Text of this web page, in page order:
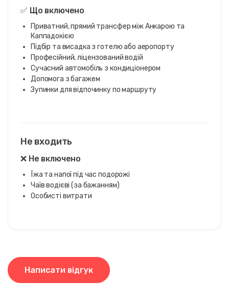
✅ Що включено
Приватний, прямий трансфер між Анкарою та
Каппадокією
Підбір та висадка з готелю або аеропорту
Професійний, ліцензований водій
Сучасний автомобіль з кондиціонером
Допомога з багажем
Зупинки для відпочинку по маршруту
Не входить
❌ Не включено
Їжа та напої під час подорожі
Чаїв водієві (за бажанням)
Особисті витрати
Написати відгук